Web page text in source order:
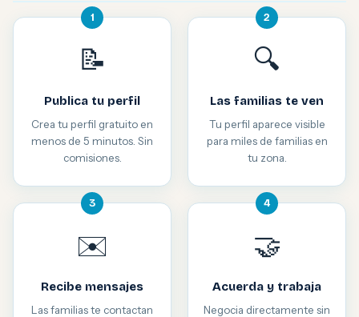
1
📝
Publica tu perfil
Crea tu perfil gratuito en
menos de 5 minutos. Sin
comisiones.
2
🔍
Las familias te ven
Tu perfil aparece visible
para miles de familias en
tu zona.
3
✉️
Recibe mensajes
Las familias te contactan
4
🤝
Acuerda y trabaja
Negocia directamente sin